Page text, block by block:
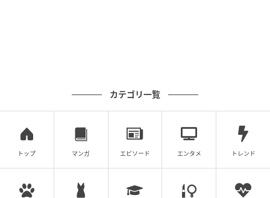
カテゴリ一覧
トップ マンガ エピソード エンタメ トレンド